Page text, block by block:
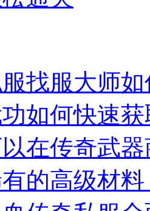
找服大师
如何快速
在传奇武
的高级材